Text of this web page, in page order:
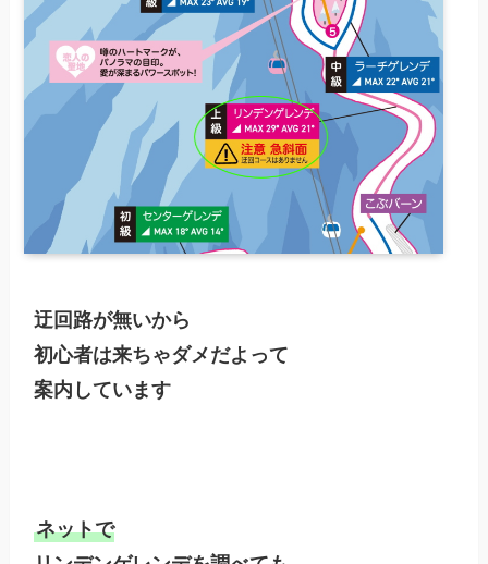
迂回路が無いから
初心者は来ちゃダメだよって
案内しています
ネットで